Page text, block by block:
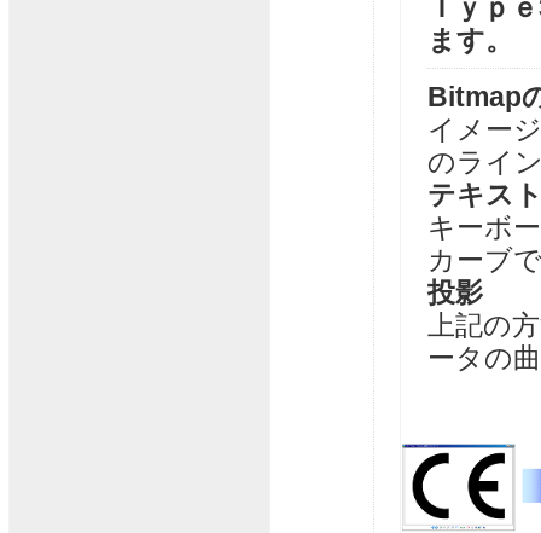
Ｔｙｐ
ます。
Bitmap
イメー
のライ
テキス
キーボ
カーブ
投影
上記の
ータの